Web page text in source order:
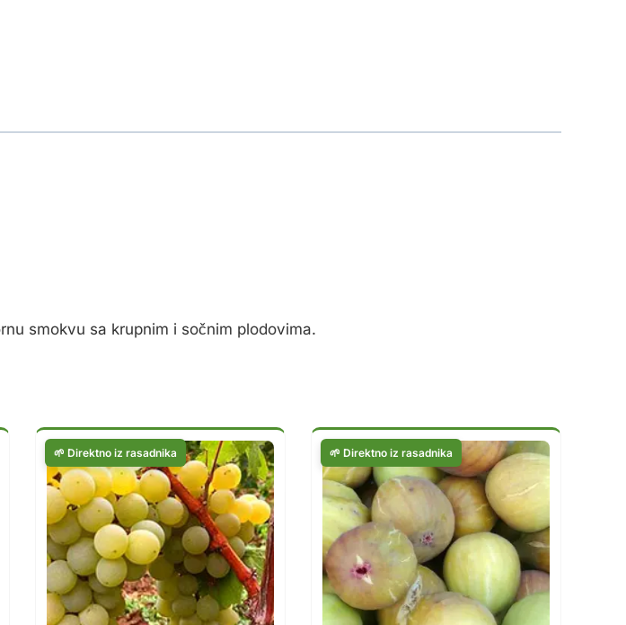
smokvu sa krupnim i sočnim plodovima.